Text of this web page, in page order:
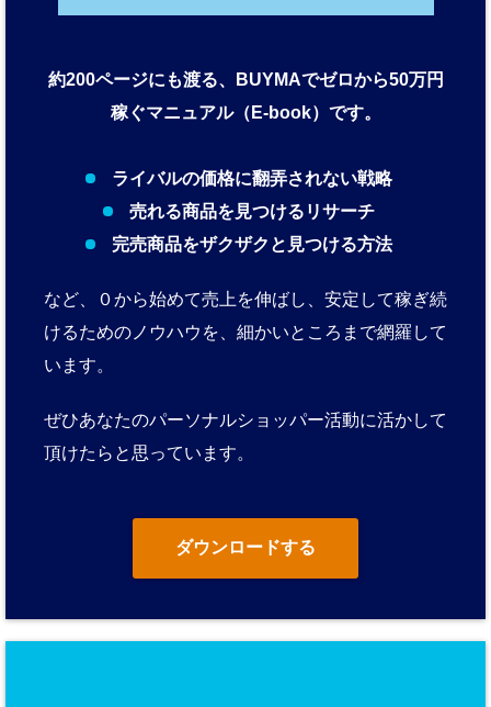
約200ページにも渡る、BUYMAでゼロから50万円
稼ぐマニュアル（E-book）です。
ライバルの価格に翻弄されない戦略
売れる商品を見つけるリサーチ
完売商品をザクザクと見つける方法
など、０から始めて売上を伸ばし、安定して稼ぎ続
けるためのノウハウを、細かいところまで網羅して
います。
ぜひあなたのパーソナルショッパー活動に活かして
頂けたらと思っています。
ダウンロードする